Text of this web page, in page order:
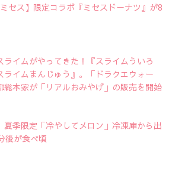
ミセス】限定コラボ『ミセスドーナツ』が8
ライムがやってきた！『スライムういろ
ライムまんじゅう』。「ドラクエウォー
総本家が「リアルおみやげ」の販売を開始
夏季限定「冷やしてメロン」冷凍庫から出
後が食べ頃